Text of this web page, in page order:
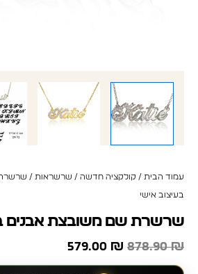
עמוד הבית / קולקציה חדשה / שרשראות /
בעיצוב אישי
שרשרת שם משובצת אבנים
878.90₪
579.00 ₪